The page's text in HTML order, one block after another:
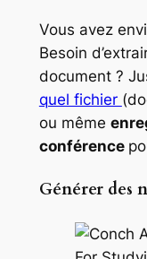
Vous avez
Besoin
document ?
quel fichier
ou même
conférence
Générer des